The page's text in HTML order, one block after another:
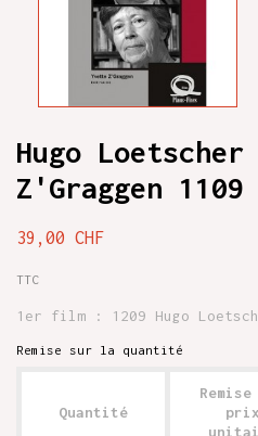
Hugo
Z'Graggen 1109
39,00 CHF
TTC
1er film : 1209 Hugo
Remise sur la quantité
Quantité
prix